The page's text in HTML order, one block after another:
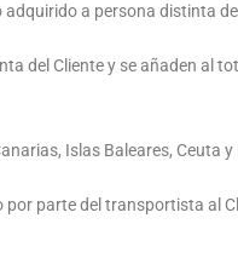
a persona distinta
del Cliente y se añaden al
Islas Baleares, Ceuta y
parte del transportista al